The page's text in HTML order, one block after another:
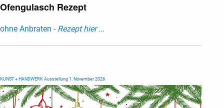
Ofengulasch Rezept
ohne Anbraten - Rezept hier ...
KUNST + HANDWERK Ausstellung 1. November 2026